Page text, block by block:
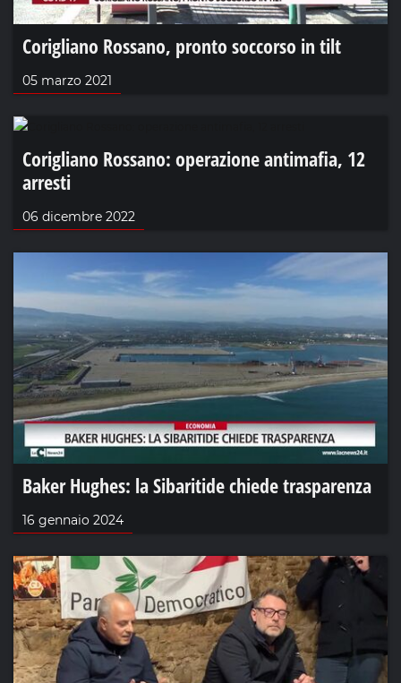
Corigliano Rossano, pronto soccorso in tilt
05 marzo 2021
Corigliano Rossano: operazione antimafia, 12
arresti
06 dicembre 2022
Baker Hughes: la Sibaritide chiede trasparenza
16 gennaio 2024